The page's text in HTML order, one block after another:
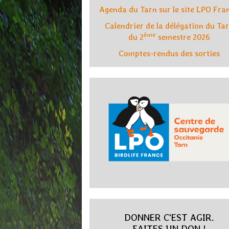
Agenda du Tarn sur le site LPO
Calendrier de la délégation du
du 2ème semestre 2026
Comptes-rendus des sorties
DONNER C'EST AGIR.